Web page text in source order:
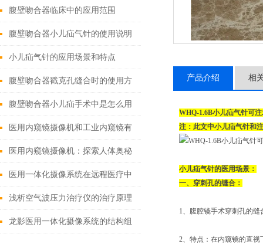
腹壁吻合器临床中的应用范围
腹壁吻合器小儿疝气针的使用说明
小儿疝气针的应用场景和特点
腹壁吻合器戳克孔缝合时的使用方
法
腹壁吻合器小儿疝手术中是怎么用
的
医用内窥镜摄像机和工业内窥镜有
哪些区别?
医用内窥镜摄像机：探索人体奥秘
的神奇之眼
医用一体化摄像系统在远程医疗中
的应用
浅析空气波压力治疗仪的治疗原理
及注意事项
龙影医用一体化摄像系统的结构组
产品介绍 相
WHQ-1.6B小儿疝气针可
注：此文中小儿疝气针和
小儿疝气针的医用场景：
一、穿刺孔的缝合：
1、腹腔镜手术穿刺孔的
2、特点：在内窥镜的直